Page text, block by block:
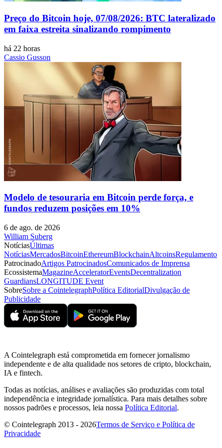
Preço do Bitcoin hoje, 07/08/2026: BTC lateralizado
em faixa estreita sinalizando rompimento
há 22 horas
Cassio Gusson
Modelo de tesouraria em Bitcoin perde força, e
fundos reduzem posições em 10%
6 de ago. de 2026
William Suberg
NotíciasÚltimas
NotíciasMercadosBitcoinEthereumBlockchainAltcoinsRegulamento
PatrocinadoArtigos PatrocinadosComunicados de Imprensa
EcossistemaMagazineAcceleratorEventsDecentralization
GuardiansLONGITUDE Event
SobreSobre a CointelegraphPolítica EditorialDivulgação de
Publicidade
A Cointelegraph está comprometida em fornecer jornalismo
independente e de alta qualidade nos setores de cripto, blockchain,
IA e fintech.
Todas as notícias, análises e avaliações são produzidas com total
independência e integridade jornalística. Para mais detalhes sobre
nossos padrões e processos, leia nossa Política Editorial.
© Cointelegraph 2013 - 2026Termos de Serviço e Política de
Privacidade